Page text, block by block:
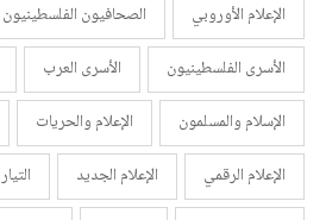
الإعلام الأوروبي
الصحافيون الفلسطينيون
الأسرى الفلسطينيون
الأسرى العرب
الإسلام والمسلمون
الإعلام والحريات
الإعلام الرقمي
الإعلام الجديد